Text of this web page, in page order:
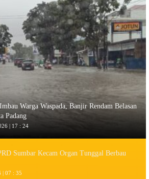
Warga Waspada, Banjir Rendam Belasan
Padang
| 17 : 24
Sumbar Kecam Organ Tunggal Berbau
| 07 : 35